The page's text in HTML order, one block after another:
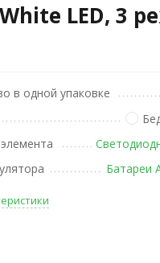
LED, 3
в одной упаковке
Батареи